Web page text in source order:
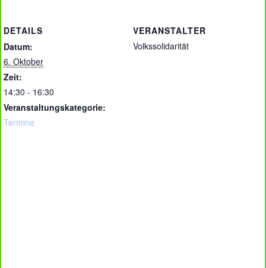
DETAILS
Datum:
6. Oktober
Zeit:
14:30 - 16:30
Veranstaltungskategorie:
Termine
VERANSTALTER
Volkssolidarität